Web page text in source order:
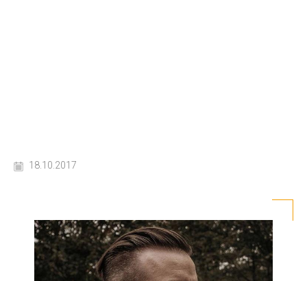
18.10.2017